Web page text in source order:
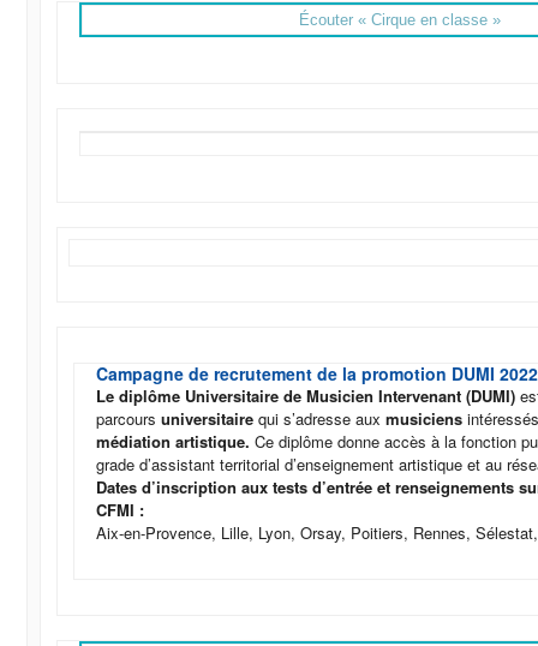
Écouter « Cirque en classe »
Campagne de recrutement de la promotion DUMI
Le diplôme Universitaire de Musicien Intervenant (DUMI)
parcoursuniversitairequi s’adresse auxmusiciens
médiation artistique. Ce diplôme donne accès à la fonction
grade d’assistant territorial d’enseignement artistique et au
Dates d’inscription aux tests d’entrée et renseignements
CFMI :
Aix-en-Provence, Lille, Lyon, Orsay, Poitiers, Rennes,